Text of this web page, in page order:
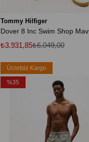
Tommy Hilfiger
₺3.931,85₺6.049,00
Ücretsiz Kargo
%35